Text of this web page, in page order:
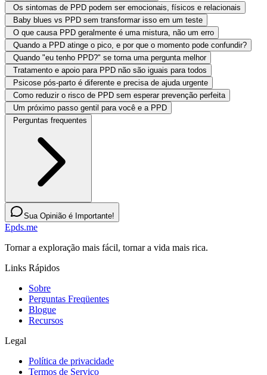
Os sintomas de PPD podem ser emocionais, físicos e relacionais
Baby blues vs PPD sem transformar isso em um teste
O que causa PPD geralmente é uma mistura, não um erro
Quando a PPD atinge o pico, e por que o momento pode confundir?
Quando "eu tenho PPD?" se torna uma pergunta melhor
Tratamento e apoio para PPD não são iguais para todos
Psicose pós-parto é diferente e precisa de ajuda urgente
Como reduzir o risco de PPD sem esperar prevenção perfeita
Um próximo passo gentil para você e a PPD
Perguntas frequentes
Sua Opinião é Importante!
Epds.me
Tornar a exploração mais fácil, tornar a vida mais rica.
Links Rápidos
Sobre
Perguntas Freqüentes
Blogue
Recursos
Legal
Política de privacidade
Termos de Serviço